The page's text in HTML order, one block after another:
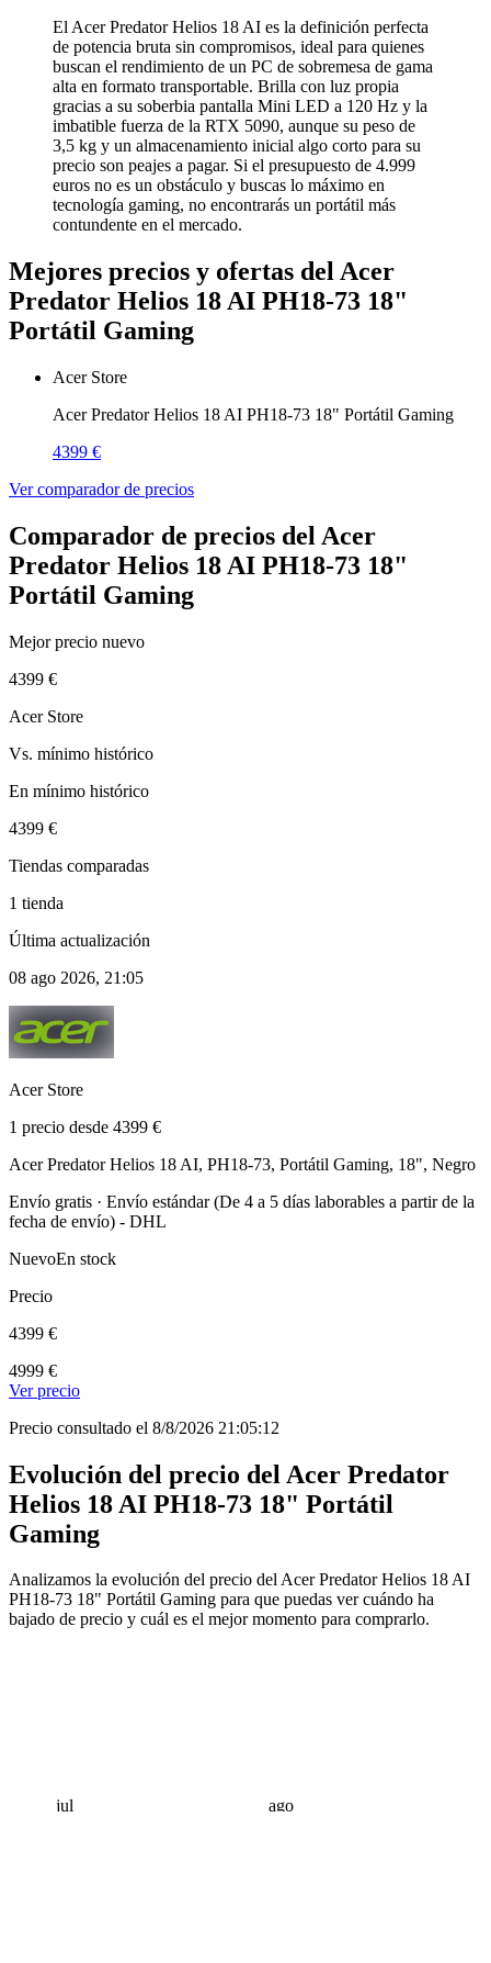
El Acer Predator Helios 18 AI es la definición perfecta
de potencia bruta sin compromisos, ideal para quienes
buscan el rendimiento de un PC de sobremesa de gama
alta en formato transportable. Brilla con luz propia
gracias a su soberbia pantalla Mini LED a 120 Hz y la
imbatible fuerza de la RTX 5090, aunque su peso de
3,5 kg y un almacenamiento inicial algo corto para su
precio son peajes a pagar. Si el presupuesto de 4.999
euros no es un obstáculo y buscas lo máximo en
tecnología gaming, no encontrarás un portátil más
contundente en el mercado.
Mejores precios y ofertas del Acer
Predator Helios 18 AI PH18-73 18"
Portátil Gaming
Acer Store
Acer Predator Helios 18 AI PH18-73 18" Portátil Gaming
4399 €
Ver comparador de precios
Comparador de precios del Acer
Predator Helios 18 AI PH18-73 18"
Portátil Gaming
Mejor precio nuevo
4399 €
Acer Store
Vs. mínimo histórico
En mínimo histórico
4399 €
Tiendas comparadas
1 tienda
Última actualización
08 ago 2026, 21:05
Acer Store
1 precio desde 4399 €
Acer Predator Helios 18 AI, PH18-73, Portátil Gaming, 18", Negro
Envío gratis · Envío estándar (De 4 a 5 días laborables a partir de la
fecha de envío) - DHL
NuevoEn stock
Precio
4399 €
4999 €
Ver precio
Precio consultado el 8/8/2026 21:05:12
Evolución del precio del Acer Predator
Helios 18 AI PH18-73 18" Portátil
Gaming
Analizamos la evolución del precio del Acer Predator Helios 18 AI
PH18-73 18" Portátil Gaming para que puedas ver cuándo ha
bajado de precio y cuál es el mejor momento para comprarlo.
jul ago